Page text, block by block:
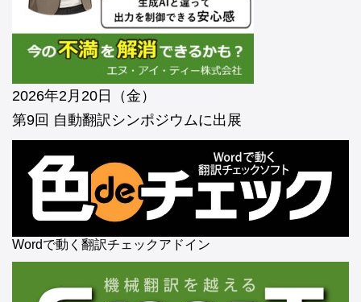
2026年2月20日（金）
第9回 自動翻訳シンポジウムに出展
Wordで動く翻訳チェックアドイン